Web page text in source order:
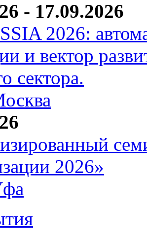
- 17.09.2026
2026:
и вектор
сектора.
2026»